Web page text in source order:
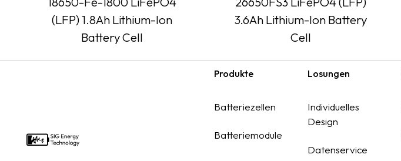
(LFP) 1.8Ah Lithium-Ion
Battery Cell
3.6Ah Lithium-Ion Battery
Cell
Produkte
Batteriezellen
Batteriemodule
Losungen
Individuelles
Design
Datenservice